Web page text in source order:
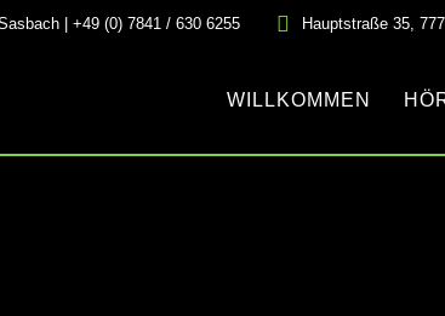
| +49 (0) 7841 / 630 6255 Hauptstraße 35,
WILLKOMMEN